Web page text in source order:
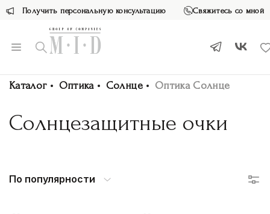
Получить персональную консультацию Свяжитесь со мной
Каталог Оптика Солнце Оптика Солнце
Солнцезащитные очки
По популярности